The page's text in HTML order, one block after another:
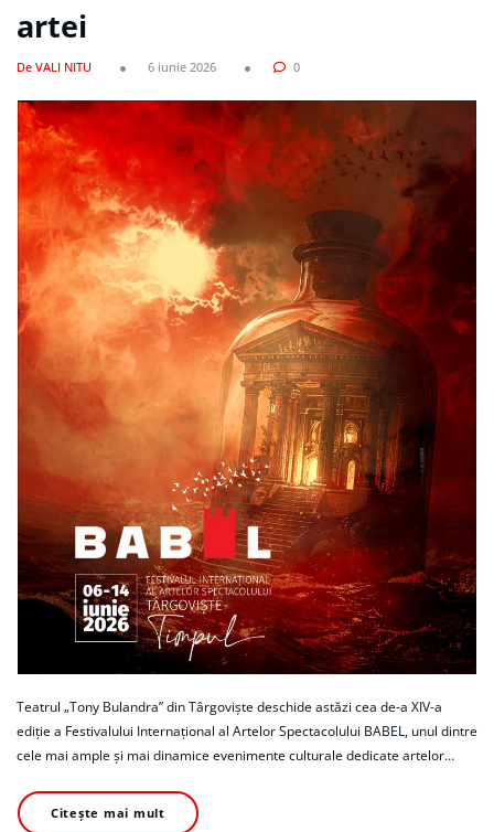
artei
De VALI NITU 6 iunie 2026 0
Teatrul „Tony Bulandra” din Târgoviște deschide astăzi cea de-a XIV-a
ediție a Festivalului Internațional al Artelor Spectacolului BABEL, unul dintre
cele mai ample și mai dinamice evenimente culturale dedicate artelor…
Citește mai mult